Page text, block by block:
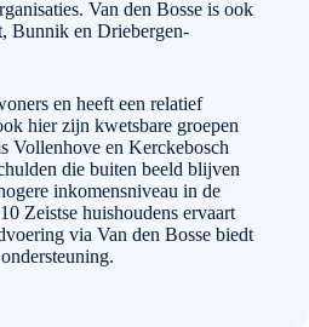
Van den Bosse is ook
Bunnik en Driebergen-
en heeft een relatief
hier zijn kwetsbare groepen
Vollenhove en Kerckebosch
die buiten beeld blijven
inkomensniveau in de
Zeistse huishoudens ervaart
via Van den Bosse biedt